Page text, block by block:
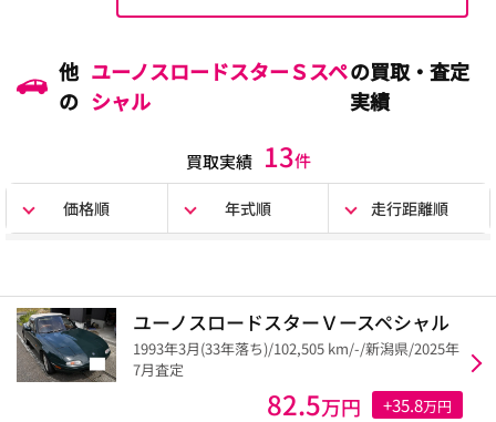
他
の
ユーノスロードスターＳスペ
シャル
の買取・査定
実績
買取実績 13件
価格順 年式順 走行距離順
ユーノスロードスターＶースペシャル
1993年3月(33年落ち)/102,505 km/-/新潟県/2025年
7月査定
82.5万円 +35.8万円